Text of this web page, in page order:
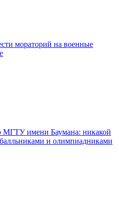
мораторий на военные
МГТУ имени Баумана: никакой
и олимпиадниками